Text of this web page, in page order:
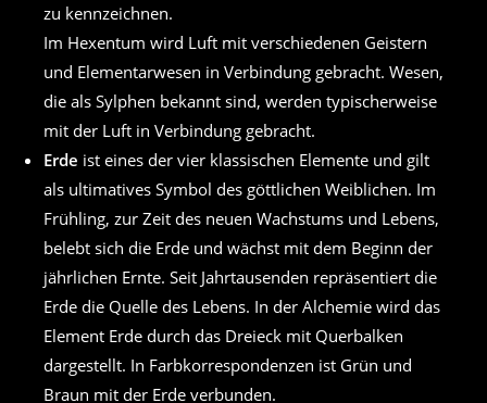
zu kennzeichnen.
Im Hexentum wird Luft mit verschiedenen Geistern
und Elementarwesen in Verbindung gebracht. Wesen,
die als Sylphen bekannt sind, werden typischerweise
mit der Luft in Verbindung gebracht.
Erde ist eines der vier klassischen Elemente und gilt
als ultimatives Symbol des göttlichen Weiblichen. Im
Frühling, zur Zeit des neuen Wachstums und Lebens,
belebt sich die Erde und wächst mit dem Beginn der
jährlichen Ernte. Seit Jahrtausenden repräsentiert die
Erde die Quelle des Lebens. In der Alchemie wird das
Element Erde durch das Dreieck mit Querbalken
dargestellt. In Farbkorrespondenzen ist Grün und
Braun mit der Erde verbunden.